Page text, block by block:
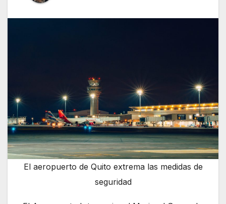
El aeropuerto de Quito extrema las medidas de
seguridad